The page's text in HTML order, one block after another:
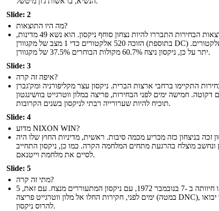
Slide: 2
מה היו התוצאות?
תוצאות הבחירות התבררו להיות נצחון סוחף ניקסון. הוא נשא 49 מדינות,
הזוכה 520 אלקטורים כדי 1 מצב של מקגוורן (בתוספת DC) ו -17 אלקטורים.
יתר על כן, ניקסון ניצח 60.7% מקולות הבוחרים 37.5% של מקגוורן.
Slide: 3
איפה זה קרה?
התקיימו ברחבי ארצות הברית. ניקסון עצר מקליפורניה ומק'גברן
דקוטה. חמישה ימים לפני הבחירות, פריצה במלון ווטרגייט בוושינגטון
תוכיח להיות שערורייה רבתי לניקסון בשנים הקרובות.
Slide: 4
מדוע NIXON WIN?
זכה בניצחון כזה מכריע מכמה סיבות. ראשית, מדיניות החוץ שלו היה
ונחשב מוצלח בהרגעת מתחים המלחמה הקרה. כמו כן, ניקסון התחייב
לסיים את מלחמת וייטנאם.
Slide: 5
מתי זה קרה?
בחירתו חיוותה ב -7 בנובמבר 1972, עם ניקסון המתעוררים מנצח. עם זאת, 5
ימים לפני, חקירות החלו אל מלון ווטרגייט פריצה (במטה DNC), אשר יבואו
להרוס ניקסון.